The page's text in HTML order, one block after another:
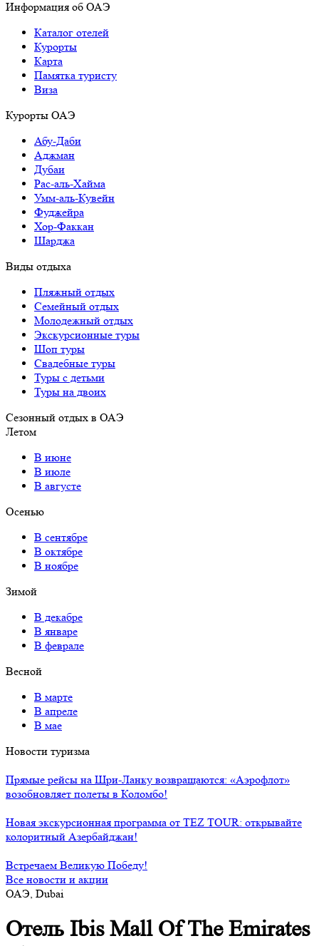
Информация об ОАЭ
Каталог отелей
Курорты
Карта
Памятка туристу
Виза
Курорты ОАЭ
Абу-Даби
Аджман
Дубаи
Рас-аль-Хайма
Умм-аль-Кувейн
Фуджейра
Хор-Факкан
Шарджа
Виды отдыха
Пляжный отдых
Семейный отдых
Молодежный отдых
Экскурсионные туры
Шоп туры
Свадебные туры
Туры с детьми
Туры на двоих
Сезонный отдых в ОАЭ
Летом
В июне
В июле
В августе
Осенью
В сентябре
В октябре
В ноябре
Зимой
В декабре
В январе
В феврале
Весной
В марте
В апреле
В мае
Новости туризма
Прямые рейсы на Шри-Ланку возвращаются: «Аэрофлот»
возобновляет полеты в Коломбо!
Новая экскурсионная программа от TEZ TOUR: открывайте
колоритный Азербайджан!
Встречаем Великую Победу!
Все новости и акции
ОАЭ, Dubai
Отель Ibis Mall Of The Emirates